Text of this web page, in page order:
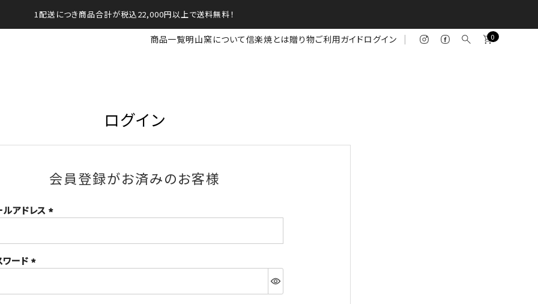
1配送につき商品合計が税込22,000円以上で送料無料！
商品一覧明山窯について信楽焼とは贈り物ご利用ガイドログイン 0
ログイン
会員登録がお済みのお客様
ルアドレス
須)
ワード
須)